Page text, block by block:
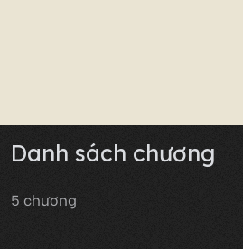
Danh sách chương
5 chương